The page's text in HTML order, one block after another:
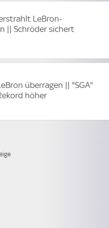
LeBron-
|| Schröder sichert
überragen || "SGA"
höher